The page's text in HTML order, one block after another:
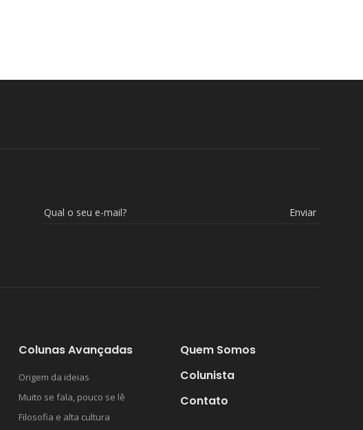
Enviar
Colunas Avançadas
Origem da ideias
Muito se fala, pouco se lê
Filosofia e alta cultura
Quem Somos
Colunista
Contato